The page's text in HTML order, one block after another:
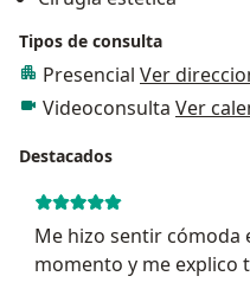
Tipos de consulta
Presencial Ver
Videoconsulta Ver
Destacados
Me hizo sentir cómoda
momento y me explico